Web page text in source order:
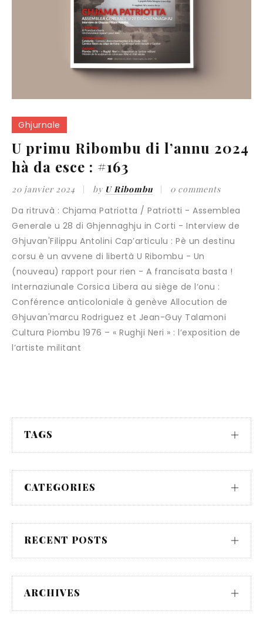
Ghjurnale
U primu Ribombu di l’annu 2024
hà da esce : #163
20 janvier 2024 by U Ribombu 0 comments
Da ritruvà : Chjama Patriotta / Patriotti - Assemblea
Generale u 28 di Ghjennaghju in Corti - Interview de
Ghjuvan'Filippu Antolini Cap’articulu : Pè un destinu
corsu è un avvene di libertà U Ribombu - Un
(nouveau) rapport pour rien - A francisata basta !
Internaziunale Corsica Libera au siège de l‘onu :
Conférence anticoloniale à genève Allocution de
Ghjuvan'marcu Rodriguez et Jean-Guy Talamoni
Cultura Piombu 1976 – « Rughji Neri » : l’exposition de
l’artiste militant
TAGS
CATEGORIES
RECENT POSTS
ARCHIVES